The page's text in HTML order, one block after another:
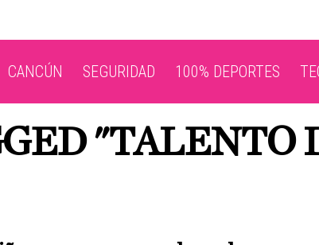
CANCÚN SEGURIDAD 100% DEPORTES